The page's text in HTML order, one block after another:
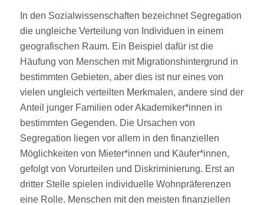
In den Sozialwissenschaften bezeichnet Segregation
die ungleiche Verteilung von Individuen in einem
geografischen Raum. Ein Beispiel dafür ist die
Häufung von Menschen mit Migrationshintergrund in
bestimmten Gebieten, aber dies ist nur eines von
vielen ungleich verteilten Merkmalen, andere sind der
Anteil junger Familien oder Akademiker*innen in
bestimmten Gegenden. Die Ursachen von
Segregation liegen vor allem in den finanziellen
Möglichkeiten von Mieter*innen und Käufer*innen,
gefolgt von Vorurteilen und Diskriminierung. Erst an
dritter Stelle spielen individuelle Wohnpräferenzen
eine Rolle. Menschen mit den meisten finanziellen